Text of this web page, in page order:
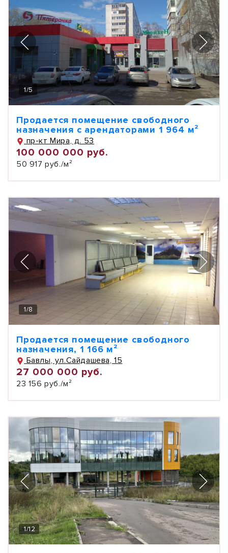
1/5
Продается помещение свободного
назначения с арендаторами 1 964 м²
пр-кт Мира, д. 53
100 000 000 руб.
50 917 руб./м²
1/8
Продается помещение свободного
назначения, 1 166 м²
Бавлы, ул.Сайдашева, 15
27 000 000 руб.
23 156 руб./м²
1/12